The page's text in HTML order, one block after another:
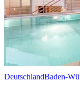
DeutschlandBaden-